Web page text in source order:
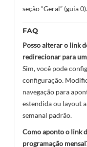
seção “Geral” (guia 0).
FAQ
Posso alterar o link
redirecionar para
Sim, você pode
configuração.
navegação para
estendida ou layout
semanal padrão.
Como aponto o link
programação